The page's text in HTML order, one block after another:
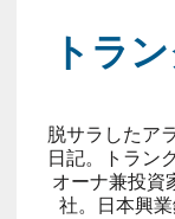
トラ
脱サラしたア
日記。トラン
オーナ兼投資
社。日本興業